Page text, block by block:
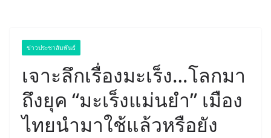
ข่าวประชาสัมพันธ์
เจาะลึกเรื่องมะเร็ง…โลกมา
ถึงยุค “มะเร็งแม่นยำ” เมือง
ไทยนำมาใช้แล้วหรือยัง